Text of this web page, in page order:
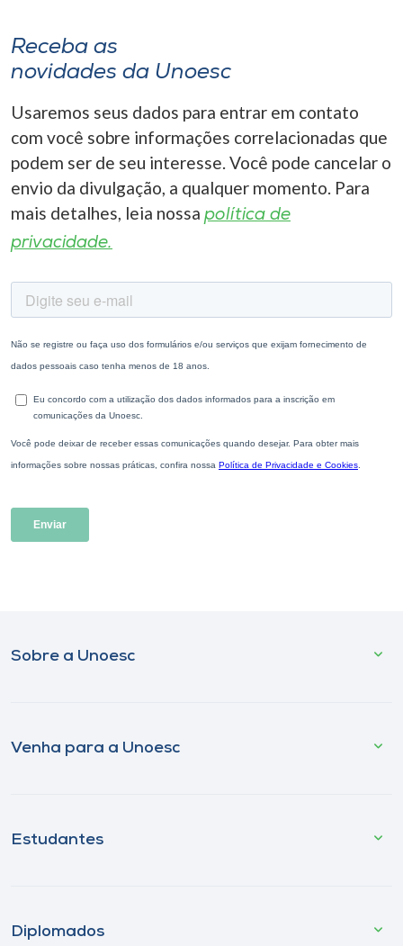
Receba as
novidades da Unoesc
Usaremos seus dados para entrar em contato
com você sobre informações correlacionadas que
podem ser de seu interesse. Você pode cancelar o
envio da divulgação, a qualquer momento. Para
mais detalhes, leia nossa política de
privacidade.
Sobre a Unoesc
Venha para a Unoesc
Estudantes
Diplomados